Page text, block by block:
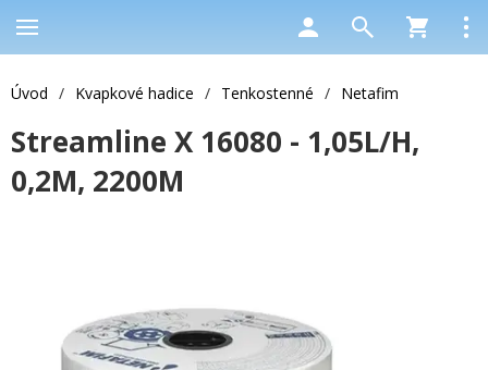
Úvod / Kvapkové hadice / Tenkostenné / Netafim
Streamline X 16080 - 1,05L/H,
0,2M, 2200M